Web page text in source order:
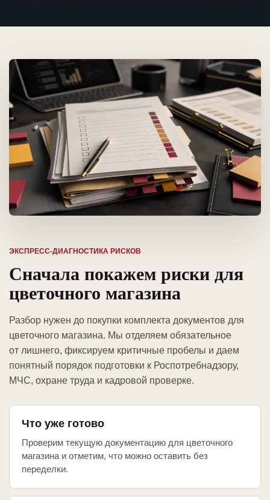
ЭКСПРЕСС-ДИАГНОСТИКА РИСКОВ
Сначала покажем риски для
цветочного магазина
Разбор нужен до покупки комплекта документов для
цветочного магазина. Мы отделяем обязательное
от лишнего, фиксируем критичные пробелы и даем
понятный порядок подготовки к Роспотребнадзору,
МЧС, охране труда и кадровой проверке.
Что уже готово
Проверим текущую документацию для цветочного
магазина и отметим, что можно оставить без
переделки.